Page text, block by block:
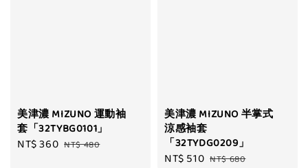
美津濃 MIZUNO 運動袖
套「32TYBG0101」
Sale
NT$ 360 Regular
NT$ 480
美津濃 MIZUNO 半掌式
涼感袖套
「32TYDG0209」
Sale
NT$ 510 Regular
NT$ 680